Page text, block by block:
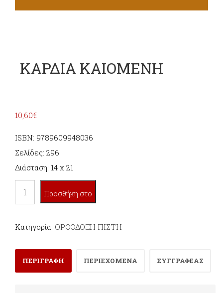
ΚΑΡΔΙΑ ΚΑΙΟΜΕΝΗ
10,60€
ISBN: 9789609948036
Σελίδες: 296
Διάσταση: 14 x 21
ΚΑΙΟΜΕΝΗ
Προσθήκη στο
Κατηγορία: ΟΡΘΟΔΟΞΗ ΠΙΣΤΗ
ΠΕΡΙΓΡΑΦΗ ΠΕΡΙΕΧΟΜΕΝΑ ΣΥΓΓΡΑΦΕΑΣ